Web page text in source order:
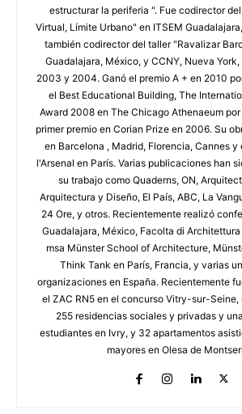
estructurar la periferia ". Fue codirector
Virtual, Límite Urbano" en ITSEM
también codirector del taller "Ravalizar
Guadalajara, México, y CCNY, Nueva York,
2003 y 2004. Ganó el premio A + en 2010
el Best Educational Building, The
Award 2008 en The Chicago Athenaeum
primer premio en Corian Prize en 2006. Su
en Barcelona , Madrid, Florencia, Cannes y
l'Arsenal en París. Varias publicaciones han
su trabajo como Quaderns, ON,
Arquitectura y Diseño, El País, ABC, La
24 Ore, y otros. Recientemente realizó
Guadalajara, México, Facolta di
msa Münster School of Architecture,
Think Tank en París, Francia, y varias
organizaciones en España. Recientemente
el ZAC RN5 en el concurso Vitry-sur-
255 residencias sociales y privadas y
estudiantes en Ivry, y 32 apartamentos
mayores en Olesa de